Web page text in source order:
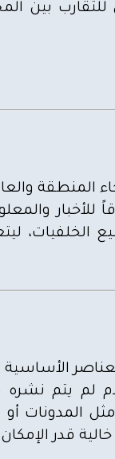
بين
المنطقة
الأساسية
لم يتم
المدونات أو